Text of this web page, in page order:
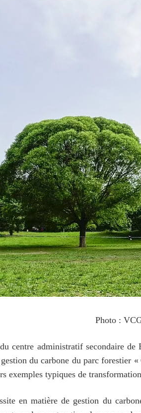
Photo :
centre administratif secondaire
du carbone du parc
exemples typiques de
en matière de gestion du